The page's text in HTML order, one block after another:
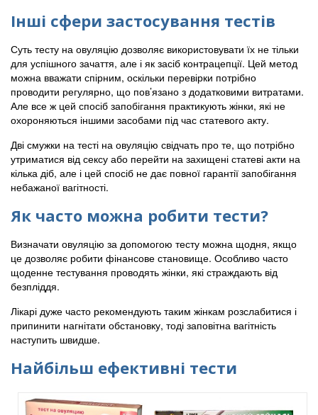
Інші сфери застосування тестів
Суть тесту на овуляцію дозволяє використовувати їх не тільки
для успішного зачаття, але і як засіб контрацепції. Цей метод
можна вважати спірним, оскільки перевірки потрібно
проводити регулярно, що пов’язано з додатковими витратами.
Але все ж цей спосіб запобігання практикують жінки, які не
охороняються іншими засобами під час статевого акту.
Дві смужки на тесті на овуляцію свідчать про те, що потрібно
утриматися від сексу або перейти на захищені статеві акти на
кілька діб, але і цей спосіб не дає повної гарантії запобігання
небажаної вагітності.
Як часто можна робити тести?
Визначати овуляцію за допомогою тесту можна щодня, якщо
це дозволяє робити фінансове становище. Особливо часто
щоденне тестування проводять жінки, які страждають від
безпліддя.
Лікарі дуже часто рекомендують таким жінкам розслабитися і
припинити нагнітати обстановку, тоді заповітна вагітність
наступить швидше.
Найбільш ефективні тести